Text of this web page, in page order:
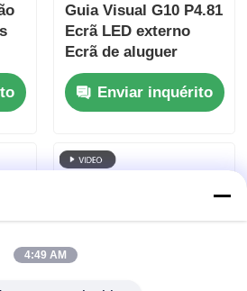
Guia Visual G10 P4.81
Ecrã LED externo
Ecrã de aluguer
durável e rentável
para distribuidores
Enviar inquérito
4:49 AM